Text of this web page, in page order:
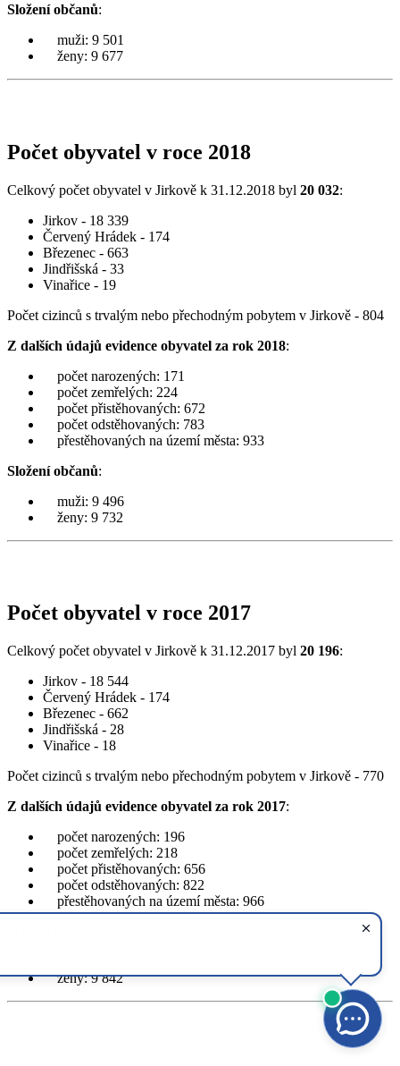
Složení občanů:
muži: 9 501
ženy: 9 677
Počet obyvatel v roce 2018
Celkový počet obyvatel v Jirkově k 31.12.2018 byl 20 032:
Jirkov - 18 339
Červený Hrádek - 174
Březenec - 663
Jindřišská - 33
Vinařice - 19
Počet cizinců s trvalým nebo přechodným pobytem v Jirkově - 804
Z dalších údajů evidence obyvatel za rok 2018:
počet narozených: 171
počet zemřelých: 224
počet přistěhovaných: 672
počet odstěhovaných: 783
přestěhovaných na území města: 933
Složení občanů:
muži: 9 496
ženy: 9 732
Počet obyvatel v roce 2017
Celkový počet obyvatel v Jirkově k 31.12.2017 byl 20 196:
Jirkov - 18 544
Červený Hrádek - 174
Březenec - 662
Jindřišská - 28
Vinařice - 18
Počet cizinců s trvalým nebo přechodným pobytem v Jirkově - 770
Z dalších údajů evidence obyvatel za rok 2017:
počet narozených: 196
počet zemřelých: 218
počet přistěhovaných: 656
počet odstěhovaných: 822
přestěhovaných na území města: 966
ženy: 9 842